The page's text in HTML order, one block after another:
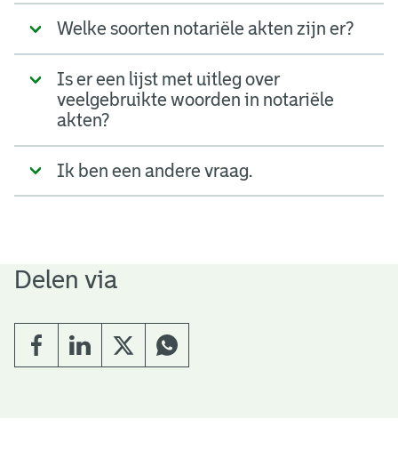
Welke soorten notariële akten zijn er?
Is er een lijst met uitleg over
veelgebruikte woorden in notariële
akten?
Ik ben een andere vraag.
Delen via